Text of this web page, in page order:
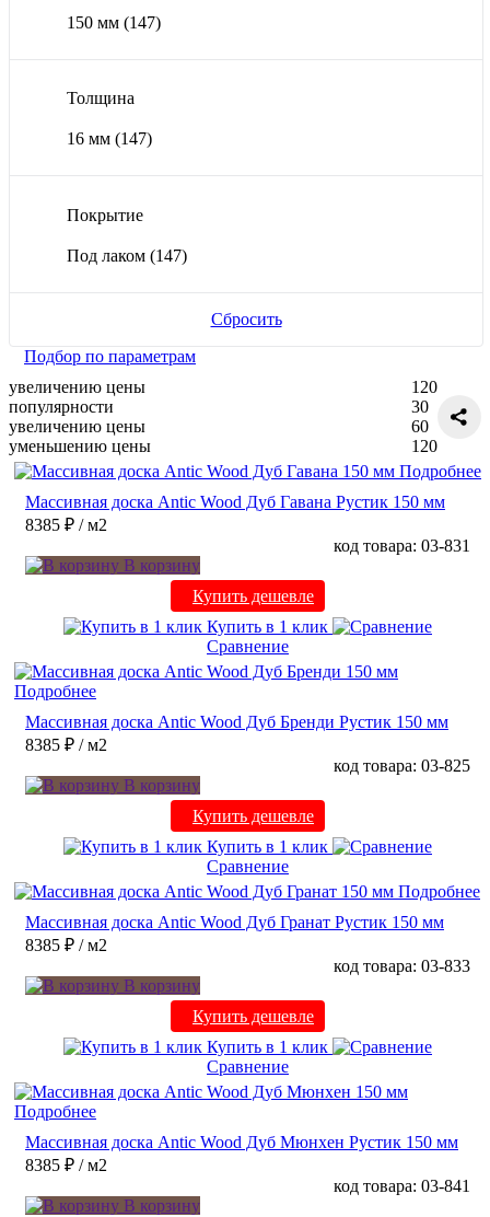
150 мм (147)
Толщина
16 мм (147)
Покрытие
Под лаком (147)
Сбросить
Подбор по параметрам
увеличению цены
популярности
увеличению цены
уменьшению цены
120
30
60
120
Подробнее
Массивная доска Antic Wood Дуб Гавана Рустик 150 мм
8385 ₽ / м2
код товара: 03-831
В корзину
Купить дешевле
Купить в 1 клик
Сравнение
Подробнее
Массивная доска Antic Wood Дуб Бренди Рустик 150 мм
8385 ₽ / м2
код товара: 03-825
В корзину
Купить дешевле
Купить в 1 клик
Сравнение
Подробнее
Массивная доска Antic Wood Дуб Гранат Рустик 150 мм
8385 ₽ / м2
код товара: 03-833
В корзину
Купить дешевле
Купить в 1 клик
Сравнение
Подробнее
Массивная доска Antic Wood Дуб Мюнхен Рустик 150 мм
8385 ₽ / м2
код товара: 03-841
В корзину